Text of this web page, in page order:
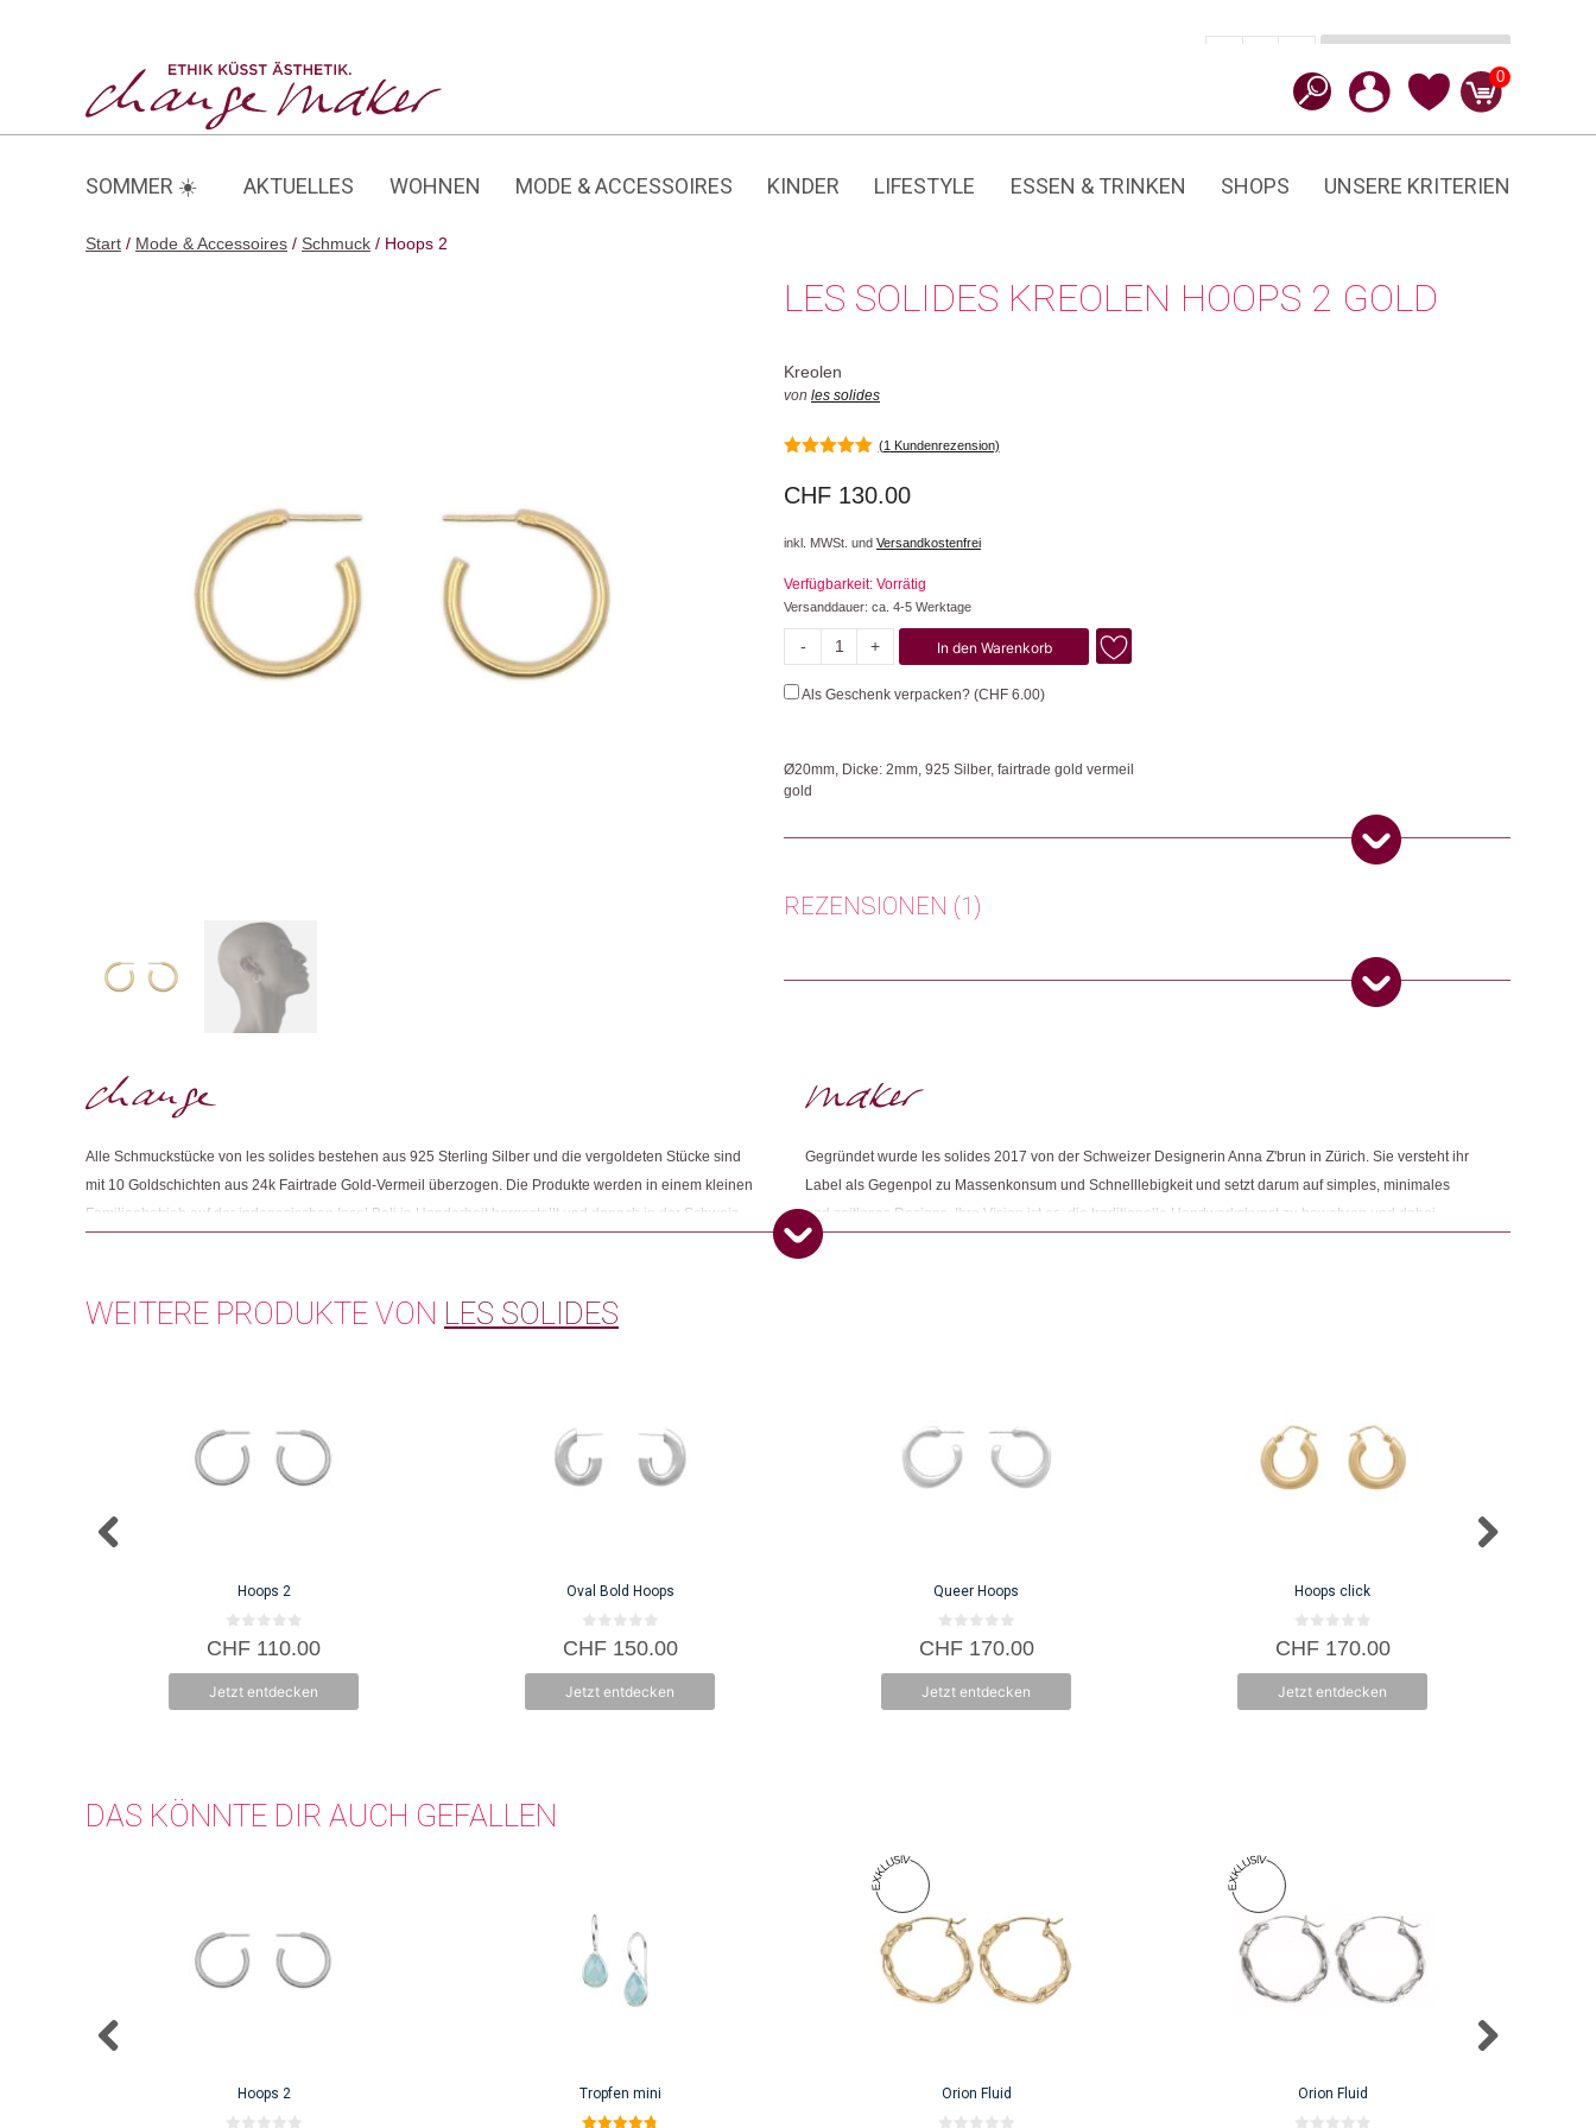
0
SOMMER ☀️ AKTUELLES WOHNEN MODE & ACCESSOIRES KINDER LIFESTYLE ESSEN & TRINKEN SHOPS UNSERE KRITERIEN
Start / Mode & Accessoires / Schmuck / Hoops 2
LES SOLIDES KREOLEN HOOPS 2 GOLD
Kreolen
von les solides
(1 Kundenrezension)
CHF 130.00
inkl. MWSt. und Versandkostenfrei
Verfügbarkeit: Vorrätig
Versanddauer: ca. 4-5 Werktage
-
2
Menge
+ In den Warenkorb
Als Geschenk verpacken? (CHF 6.00)
Ø20mm, Dicke: 2mm, 925 Silber, fairtrade gold vermeil
gold
Die Ohrringe überzeugen durch ihr solides Design und werden aus 925 Sterling Silber in Handarbeit hergestellt.
Artikelnummer: 110738.02
Dieses Produkt weiterempfehlen:
REZENSIONEN (1)
Nur angemeldete Kunden, die dieses Produkt gekauft haben, dürfen eine Rezension abgeben.
Alle Schmuckstücke von les solides bestehen aus 925 Sterling Silber und die vergoldeten Stücke sind
mit 10 Goldschichten aus 24k Fairtrade Gold-Vermeil überzogen. Die Produkte werden in einem kleinen
Familienbetrieb auf der indonesischen Insel Bali in Handarbeit hergestellt und danach in der Schweiz
Gegründet wurde les solides 2017 von der Schweizer Designerin Anna Z'brun in Zürich. Sie versteht ihr
Label als Gegenpol zu Massenkonsum und Schnelllebigkeit und setzt darum auf simples, minimales
und zeitloses Designs. Ihre Vision ist es, die traditionelle Handwerkskunst zu bewahren und dabei
nachhaltige und persönliche Beziehungen zu den Herstellern aufzubauen. Les solides will darauf
WEITERE PRODUKTE VON LES SOLIDES
Hoops 2
0
v
5
CHF 110.00
Jetzt entdecken
Oval Bold Hoops
0
v
5
CHF150.00
Jetzt entdecken
Queer Hoops
0
v
5
CHF170.00
Jetzt entdecken
Hoops click
0
v
5
CHF170.00
Jetzt entdecken
DAS KÖNNTE DIR AUCH GEFALLEN
Hoops 2 Tropfen mini Orion Fluid Orion Fluid